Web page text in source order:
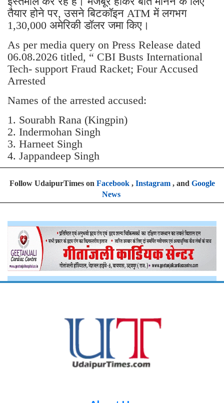
तैयार होने पर, उसने बिटकॉइन ATM में लगभग
1,30,000 अमेरिकी डॉलर जमा किए।
As per media query on Press Release dated
06.08.2026 titled, “ CBI Busts International
Tech- support Fraud Racket; Four Accused
Arrested
Names of the arrested accused:
1. Sourabh Rana (Kingpin)
2. Indermohan Singh
3. ⁠Harneet Singh
4. ⁠Jappandeep Singh
Follow UdaipurTimes on Facebook, Instagram, and Google
News